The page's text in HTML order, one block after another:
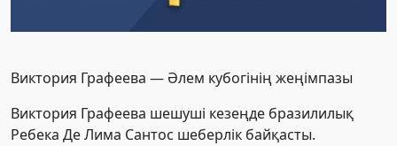
Виктория Графеева — Әлем кубогінің жеңімпазы
Виктория Графеева шешуші кезеңде бразилилық
Ребека Де Лима Сантос шеберлік байқасты.